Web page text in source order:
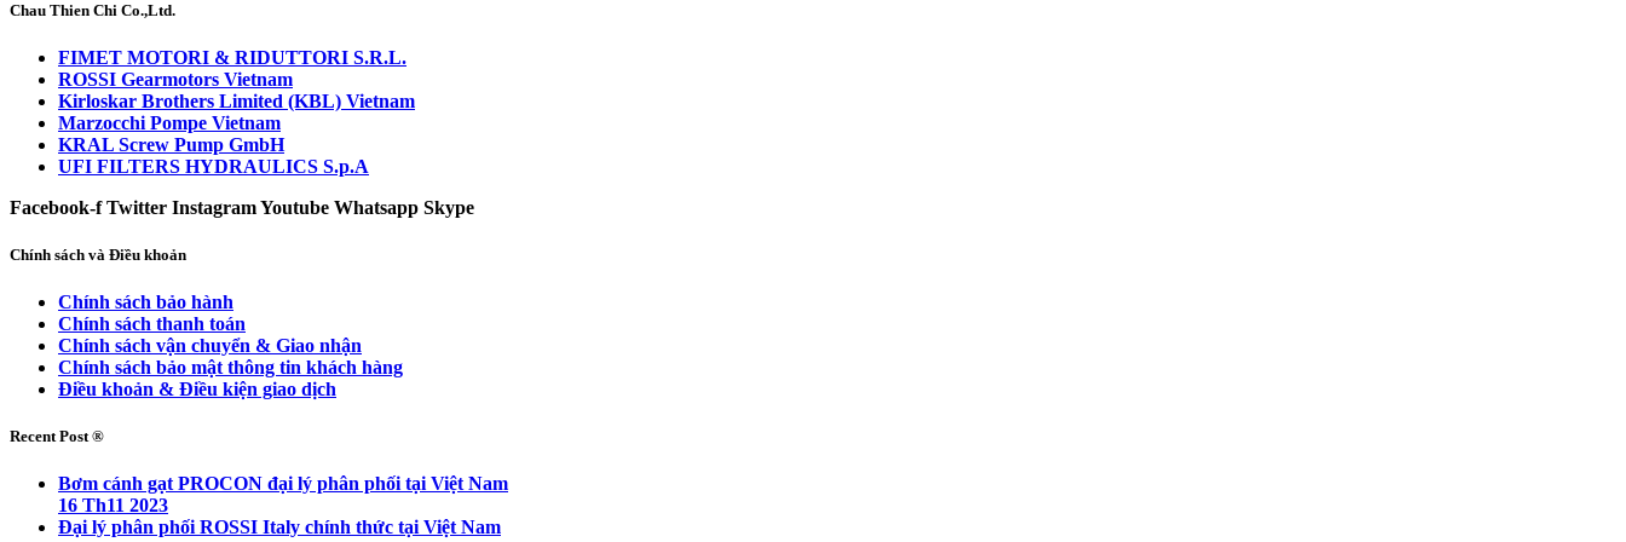
Chau Thien Chi Co.,Ltd.
FIMET MOTORI & RIDUTTORI S.R.L.
ROSSI Gearmotors Vietnam
Kirloskar Brothers Limited (KBL) Vietnam
Marzocchi Pompe Vietnam
KRAL Screw Pump GmbH
UFI FILTERS HYDRAULICS S.p.A
Facebook-f Twitter InstagramYoutube Whatsapp Skype
Chính sách và Điều khoản
Chính sách bảo hành
Chính sách thanh toán
Chính sách vận chuyển & Giao nhận
Chính sách bảo mật thông tin khách hàng
Điều khoản & Điều kiện giao dịch
Recent Post ®
Bơm cánh gạt PROCON đại lý phân phối tại Việt Nam
16 Th11 2023
Đại lý phân phối ROSSI Italy chính thức tại Việt Nam